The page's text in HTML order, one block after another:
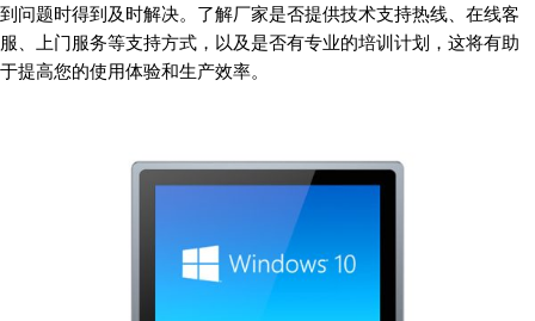
到问题时得到及时解决。了解厂家是否提供技术支持热线、在线客
服、上门服务等支持方式，以及是否有专业的培训计划，这将有助
于提高您的使用体验和生产效率。